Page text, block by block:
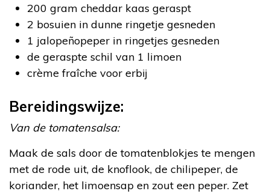
200 gram cheddar kaas geraspt
2 bosuien in dunne ringetje gesneden
1 jalopeñopeper in ringetjes gesneden
de geraspte schil van 1 limoen
crème fraîche voor erbij
Bereidingswijze:
Van de tomatensalsa:
Maak de sals door de tomatenblokjes te mengen
met de rode uit, de knoflook, de chilipeper, de
koriander, het limoensap en zout een peper. Zet